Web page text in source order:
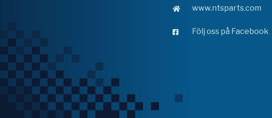
www.ntsparts.com
Följ oss på Facebook